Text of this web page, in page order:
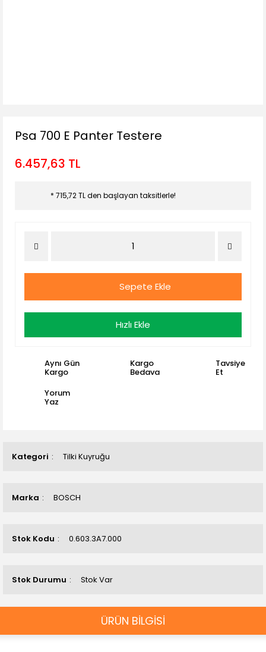
Kategori Tilki Kuyruğu
Marka BOSCH
Stok Kodu 0.603.3A7.000
Stok Durumu Stok Var
Psa 700 E Panter Testere
6.457,63 TL
* 715,72 TL den başlayan taksitlerle!
Sepete Ekle
Hızlı Ekle
Aynı Gün
Kargo
Kargo
Bedava
Tavsiye
Et
Yorum
Yaz
ÜRÜN BİLGİSİ